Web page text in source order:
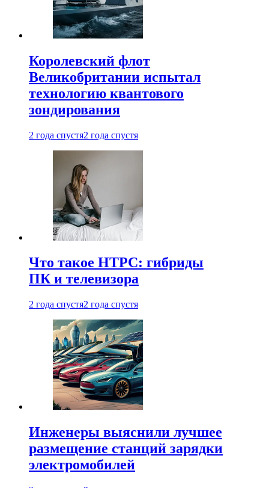
Королевский флот
Великобритании испытал
технологию квантового
зондирования
2 года спустя2 года спустя
Что такое HTPC: гибриды
ПК и телевизора
2 года спустя2 года спустя
Инженеры выяснили лучшее
размещение станций зарядки
электромобилей